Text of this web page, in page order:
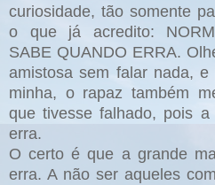
curiosidade, tão somente
o que já acredito:
SABE QUANDO ERRA.
amistosa sem falar nada,
minha, o rapaz também
que tivesse falhado, pois a
erra.
O certo é que a grande
erra. A não ser aqueles